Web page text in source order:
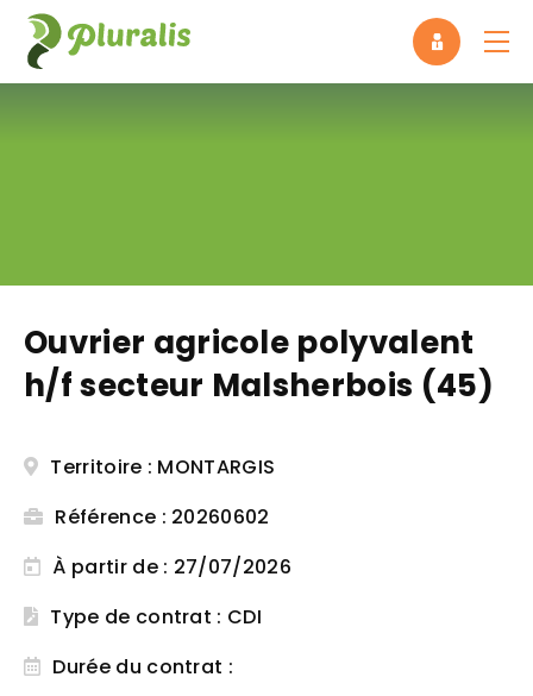
Ouvrier agricole polyvalent
h/f secteur Malsherbois (45)
Territoire : MONTARGIS
Référence : 20260602
À partir de : 27/07/2026
Type de contrat : CDI
Durée du contrat :
Panneau de gestion des cookies